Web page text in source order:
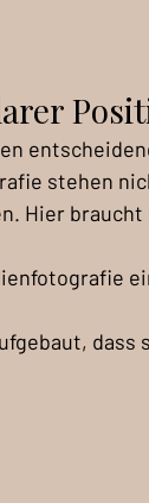
stehen
Hier